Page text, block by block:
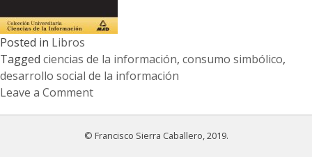
la
Posted in Libros
Tagged ciencias de la información, consumo simbólico,
desarrollo social de la información
Leave a Comment
© Francisco Sierra Caballero, 2019.